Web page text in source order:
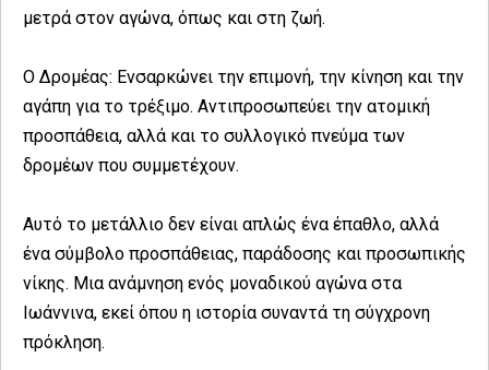
μετρά στον αγώνα, όπως και στη ζωή.
Ο Δρομέας: Ενσαρκώνει την επιμονή, την κίνηση και την
αγάπη για το τρέξιμο. Αντιπροσωπεύει την ατομική
προσπάθεια, αλλά και το συλλογικό πνεύμα των
δρομέων που συμμετέχουν.
Αυτό το μετάλλιο δεν είναι απλώς ένα έπαθλο, αλλά
ένα σύμβολο προσπάθειας, παράδοσης και προσωπικής
νίκης. Μια ανάμνηση ενός μοναδικού αγώνα στα
Ιωάννινα, εκεί όπου η ιστορία συναντά τη σύγχρονη
πρόκληση.